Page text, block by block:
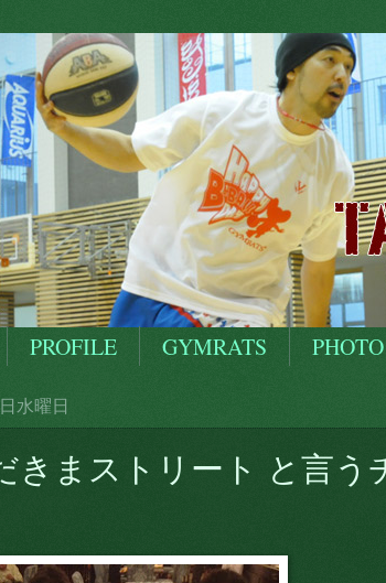
PROFILE GYMRATS PHOTO
水曜日
きまストリート と言う